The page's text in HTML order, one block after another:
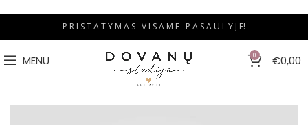
P R I S T A T Y M A S V I S A M E P A S A U L Y J E!
MENU 0 €0,00